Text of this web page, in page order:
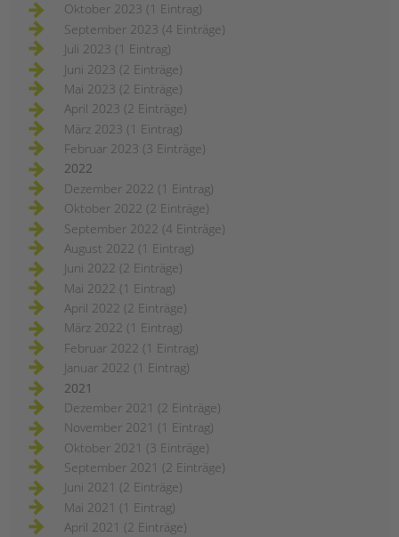
Oktober 2023 (1 Eintrag)
September 2023 (4 Einträge)
Juli 2023 (1 Eintrag)
Juni 2023 (2 Einträge)
Mai 2023 (2 Einträge)
April 2023 (2 Einträge)
März 2023 (1 Eintrag)
Februar 2023 (3 Einträge)
2022
Dezember 2022 (1 Eintrag)
Oktober 2022 (2 Einträge)
September 2022 (4 Einträge)
August 2022 (1 Eintrag)
Juni 2022 (2 Einträge)
Mai 2022 (1 Eintrag)
April 2022 (2 Einträge)
März 2022 (1 Eintrag)
Februar 2022 (1 Eintrag)
Januar 2022 (1 Eintrag)
2021
Dezember 2021 (2 Einträge)
November 2021 (1 Eintrag)
Oktober 2021 (3 Einträge)
September 2021 (2 Einträge)
Juni 2021 (2 Einträge)
Mai 2021 (1 Eintrag)
April 2021 (2 Einträge)